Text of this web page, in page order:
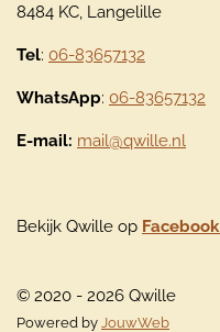
8484 KC, Langelille
Tel: 06-83657132
WhatsApp: 06-83657132
E-mail: mail@qwille.nl
Bekijk Qwille op Facebook
© 2020 - 2026 Qwille
Powered by JouwWeb